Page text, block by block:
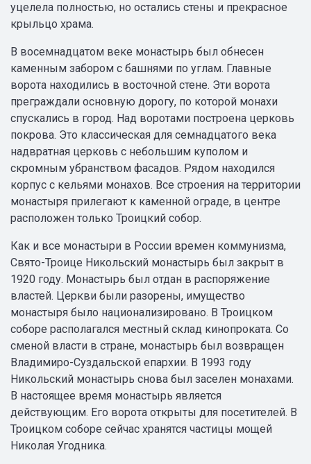
уцелела полностью, но остались стены и прекрасное
крыльцо храма.
В восемнадцатом веке монастырь был обнесен
каменным забором с башнями по углам. Главные
ворота находились в восточной стене. Эти ворота
преграждали основную дорогу, по которой монахи
спускались в город. Над воротами построена церковь
покрова. Это классическая для семнадцатого века
надвратная церковь с небольшим куполом и
скромным убранством фасадов. Рядом находился
корпус с кельями монахов. Все строения на территории
монастыря прилегают к каменной ограде, в центре
расположен только Троицкий собор.
Как и все монастыри в России времен коммунизма,
Свято-Троице Никольский монастырь был закрыт в
1920 году. Монастырь был отдан в распоряжение
властей. Церкви были разорены, имущество
монастыря было национализировано. В Троицком
соборе располагался местный склад кинопроката. Со
сменой власти в стране, монастырь был возвращен
Владимиро-Суздальской епархии. В 1993 году
Никольский монастырь снова был заселен монахами.
В настоящее время монастырь является
действующим. Его ворота открыты для посетителей. В
Троицком соборе сейчас хранятся частицы мощей
Николая Угодника.